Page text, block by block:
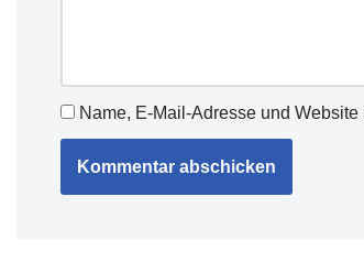
Name, E-Mail-Adresse und